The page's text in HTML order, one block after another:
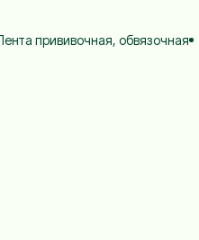
прививочная, обвязочная